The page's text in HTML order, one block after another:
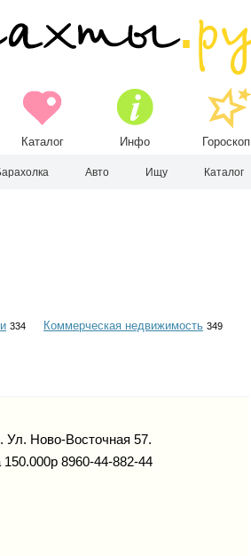
Каталог Инфо Гороскоп
Авто Ищу Каталог
334 Коммерческая недвижимость 349
Ул. Ново-Восточная 57.
8960-44-882-44